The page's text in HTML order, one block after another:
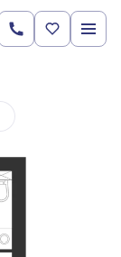
3 849 096 руб.